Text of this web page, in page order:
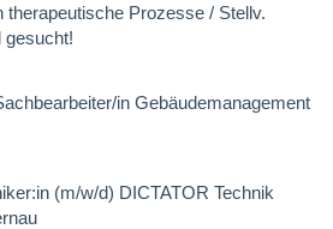
therapeutische Prozesse / Stellv.
gesucht!
in Gebäudemanagement
(m/w/d) DICTATOR Technik